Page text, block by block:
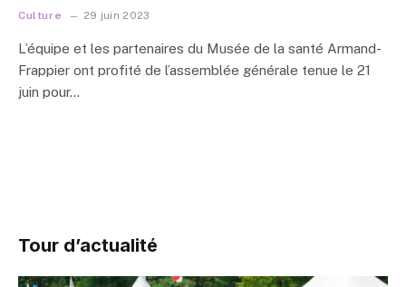
Culture 29 juin 2023
L’équipe et les partenaires du Musée de la santé Armand-
Frappier ont profité de l’assemblée générale tenue le 21
juin pour…
Tour d’actualité